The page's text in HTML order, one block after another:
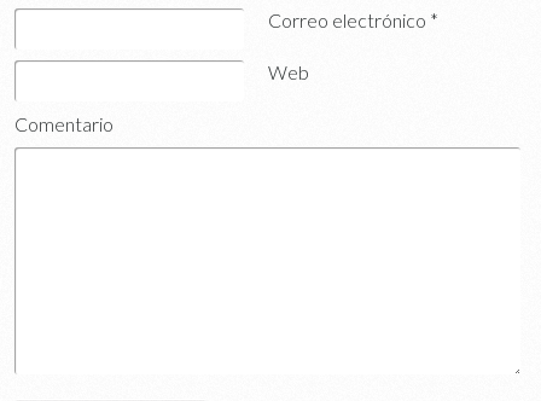
Correo electrónico *
Web
Comentario